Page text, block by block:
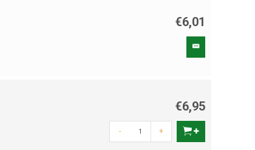
€6,01
€6,95
- +